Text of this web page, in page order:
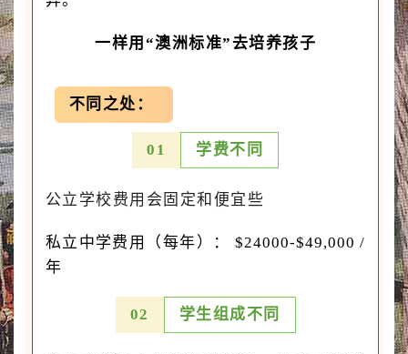
一样用“澳洲标准”去培养孩子
不同之处：
0 1 学费不同
公立学校费用会固定和便宜些
私立中学费用（每年）： $24000-$49,000 /
年
02 学生组成不同